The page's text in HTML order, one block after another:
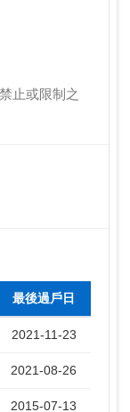
止或限制之
最後過戶日
2021-11-23
2021-08-26
2015-07-13